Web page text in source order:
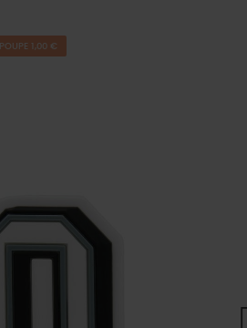
POUPE 1,00 €